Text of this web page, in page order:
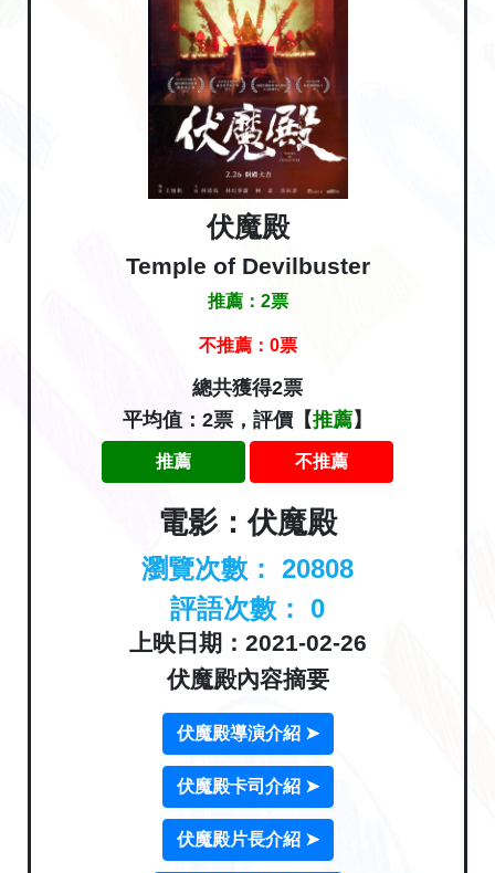
伏魔殿
Temple of Devilbuster
推薦： 2票
不推薦： 0票
總共獲得2票
平均值：2票，評價【推薦】
推薦 不推薦
電影：伏魔殿
瀏覽次數： 20808
評語次數： 0
上映日期：2021-02-26
伏魔殿內容摘要
伏魔殿導演介紹 ➤
伏魔殿卡司介紹 ➤
伏魔殿片長介紹 ➤